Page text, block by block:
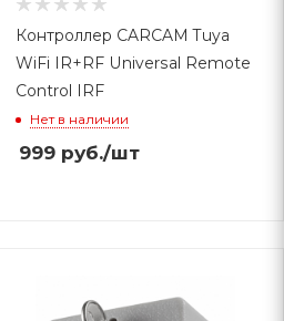
Контроллер CARCAM Tuya
WiFi IR+RF Universal Remote
Control IRF
Нет в наличии
999руб./шт